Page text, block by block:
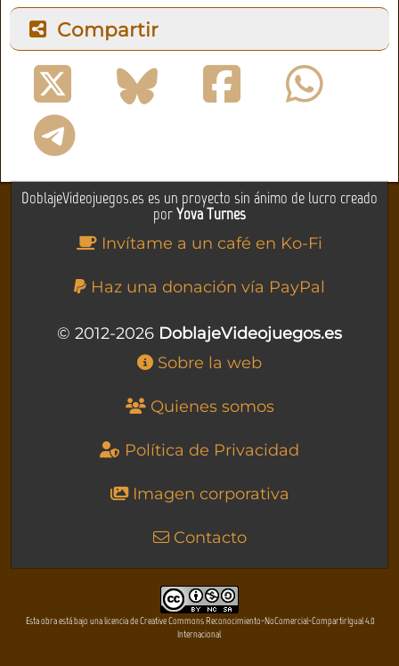
Compartir
DoblajeVideojuegos.es es un proyecto sin ánimo de lucro creado
porYova Turnes
Invítame a un café en Ko-Fi
Haz una donación vía PayPal
© 2012-2026 DoblajeVideojuegos.es
Sobre la web
Quienes somos
Política de Privacidad
Imagen corporativa
Contacto
Esta obra está bajo una licencia de Creative Commons Reconocimiento-NoComercial-CompartirIgual 4.0
Internacional